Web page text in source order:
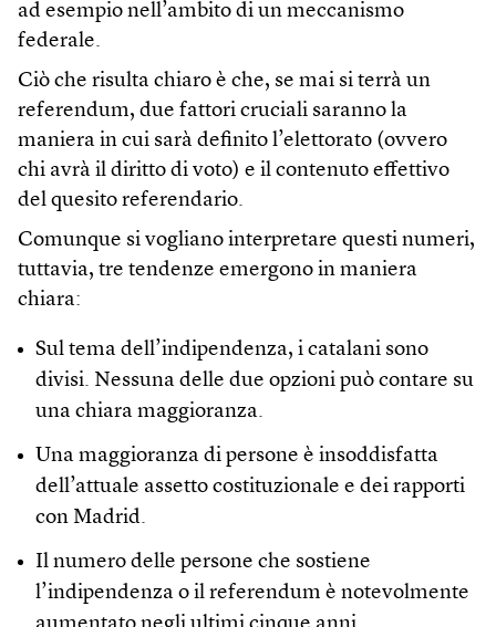
ad esempio nell’ambito di un meccanismo
federale.
Ciò che risulta chiaro è che, se mai si terrà un
referendum, due fattori cruciali saranno la
maniera in cui sarà definito l’elettorato (ovvero
chi avrà il diritto di voto) e il contenuto effettivo
del quesito referendario.
Comunque si vogliano interpretare questi numeri,
tuttavia, tre tendenze emergono in maniera
chiara:
Sul tema dell’indipendenza, i catalani sono
divisi. Nessuna delle due opzioni può contare su
una chiara maggioranza.
Una maggioranza di persone è insoddisfatta
dell’attuale assetto costituzionale e dei rapporti
con Madrid.
Il numero delle persone che sostiene
l’indipendenza o il referendum è notevolmente